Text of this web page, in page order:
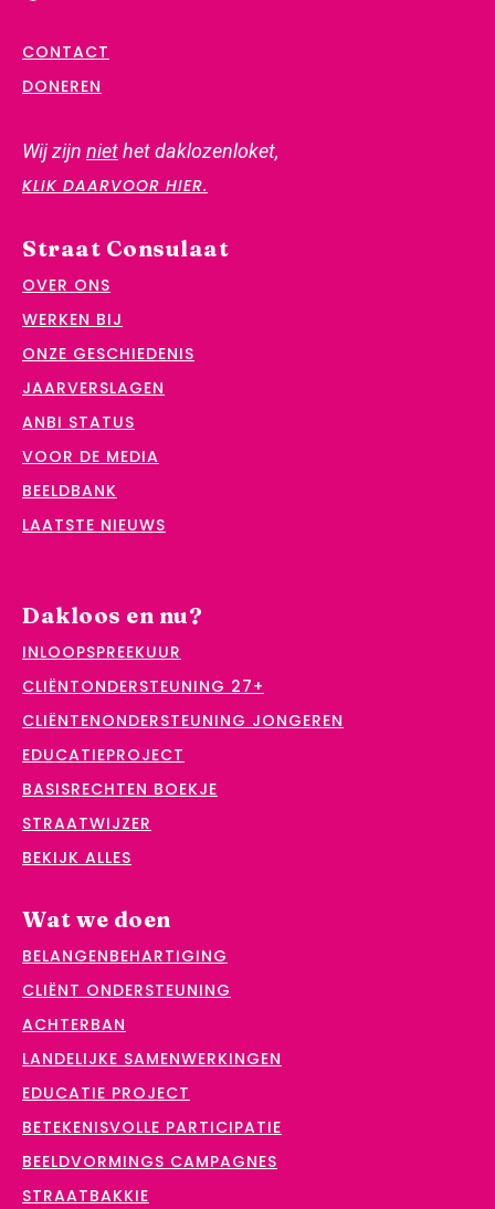
CONTACT
DONEREN
Wij zijn niethet daklozenloket,
KLIK DAARVOOR HIER.
Straat Consulaat
OVER ONS
WERKEN BIJ
ONZE GESCHIEDENIS
JAARVERSLAGEN
ANBI STATUS
VOOR DE MEDIA
BEELDBANK
LAATSTE NIEUWS
Dakloos en nu?
INLOOPSPREEKUUR
CLIËNTONDERSTEUNING 27+
CLIËNTENONDERSTEUNING JONGEREN
EDUCATIEPROJECT
BASISRECHTEN BOEKJE
STRAATWIJZER
BEKIJK ALLES
Wat we doen
BELANGENBEHARTIGING
CLIËNT ONDERSTEUNING
ACHTERBAN
LANDELIJKE SAMENWERKINGEN
EDUCATIE PROJECT
BETEKENISVOLLE PARTICIPATIE
BEELDVORMINGS CAMPAGNES
STRAATBAKKIE